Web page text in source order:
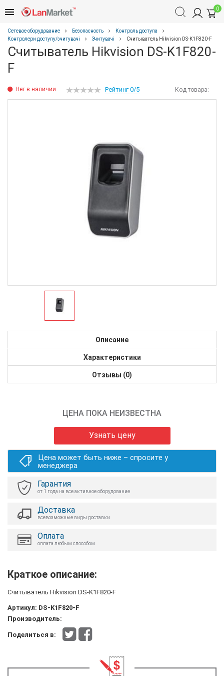
0
Сетевое оборудование Безопасность
Контроль доступа
Контролери доступу/зчитувачі
Зчитувачі Считыватель Hikvision DS-K1F820-F
Считыватель Hikvision DS-K1F820-
F
Нет в наличии Код товара:
Рейтинг 0/5
Описание
Характеристики
Отзывы (0)
ЦЕНА ПОКА НЕИЗВЕСТНА
Узнать цену
Цена может быть ниже – спросите у
менеджера
Гарантия
от 1 года на все активное оборудование
Доставка
всевозможные виды доставки
Оплата
оплата любым способом
Краткое описание:
Считыватель Hikvision DS-K1F820-F
Артикул: DS-K1F820-F
Производитель:
Поделиться в: